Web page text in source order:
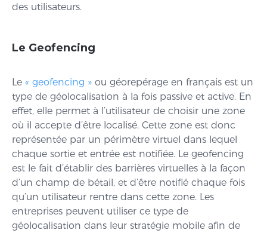
des utilisateurs.
Le Geofencing
Le « geofencing » ou géorepérage en français est un
type de géolocalisation à la fois passive et active. En
effet, elle permet à l’utilisateur de choisir une zone
où il accepte d’être localisé. Cette zone est donc
représentée par un périmètre virtuel dans lequel
chaque sortie et entrée est notifiée. Le geofencing
est le fait d’établir des barrières virtuelles à la façon
d’un champ de bétail, et d’être notifié chaque fois
qu’un utilisateur rentre dans cette zone. Les
entreprises peuvent utiliser ce type de
géolocalisation dans leur stratégie mobile afin de